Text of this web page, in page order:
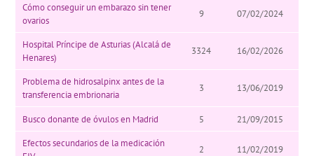
Cómo conseguir un embarazo sin tener
ovarios
9 07/02/2024
Hospital Príncipe de Asturias (Alcalá de
Henares)
3324 16/02/2026
Problema de hidrosalpinx antes de la
transferencia embrionaria
3 13/06/2019
Busco donante de óvulos en Madrid 5
21/09/2015
Efectos secundarios de la medicación
2 11/02/2019